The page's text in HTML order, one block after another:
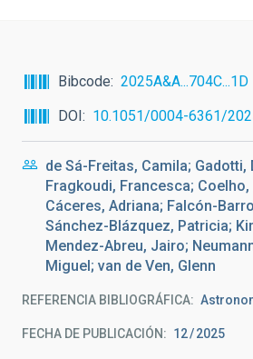
Bibcode
2025A&A...704C...1D
DOI
10.1051/0004-6361/
de Sá-Freitas, Camila; Gadotti,
Fragkoudi, Francesca;
Cáceres, Adriana; Falcón-
Sánchez-Blázquez, Patricia;
Mendez-Abreu, Jairo;
Miguel; van de Ven, Glenn
REFERENCIA BIBLIOGRÁFICA
FECHA DE PUBLICACIÓN: 12 2025